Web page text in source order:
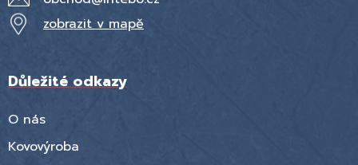
zobrazit v mapě
Důležité odkazy
O nás
Kovovýroba